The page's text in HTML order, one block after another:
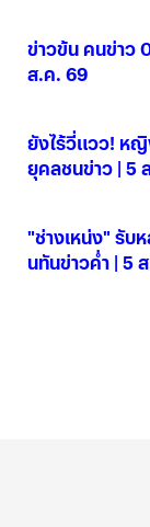
ข่าวข้น คนข่าว
ส.ค. 69
ยังไร้วี่แวว! หญิ
ยุคลชนข่าว | 5
"ช่างเหน่ง" รับห
นทันข่าวค่ำ | 5